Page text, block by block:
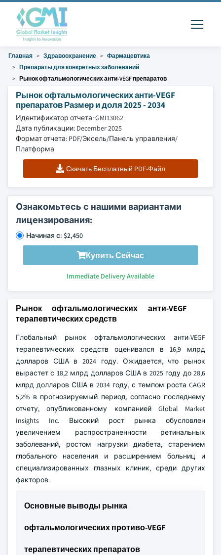
Главная Здравоохранение
Фармацевтика
Препараты для конкретных заболеваний
Рынок офтальмологических анти-VEGF препаратов
Рынок офтальмологических анти-VEGF
препаратов Размер и доля 2025 - 2034
Идентификатор отчета: GMI13062
Дата публикации: December 2025
Формат отчета: PDF/Эксель/Панель управления/
Платформа
Скачать Бесплатный PDF-Файл
Ознакомьтесь с нашими вариантами
лицензирования:
Начиная с: $2,450
Купить Сейчас
Immediate Delivery Available
Рынок офтальмологических анти-VEGF
терапевтических средств
Глобальный рынок офтальмологических анти-VEGF
терапевтических средств оценивался в 16,9 млрд
долларов США в 2024 году. Ожидается, что рынок
вырастет с 18,2 млрд долларов США в 2025 году до 28,6
млрд долларов США в 2034 году, с темпом роста CAGR
5,2% в прогнозируемый период, согласно последнему
отчету, опубликованному компанией Global Market
Insights Inc. Высокий рост рынка обусловлен
увеличением распространенности ретинальных
заболеваний, ростом нагрузки диабета, старением
глобального населения и расширением больниц и
специализированных глазных клиник, среди других
факторов.
Основные выводы рынка
офтальмологических противо-VEGF
терапевтических препаратов